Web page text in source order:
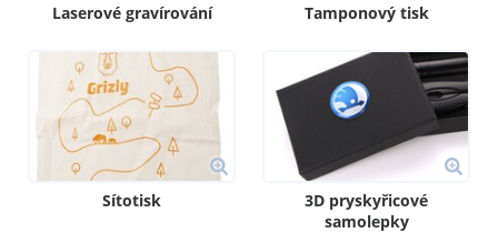
Laserové gravírování Tamponový tisk
Sítotisk
3D pryskyřicové
samolepky